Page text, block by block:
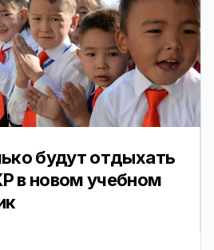
будут отдыхать
в новом учебном